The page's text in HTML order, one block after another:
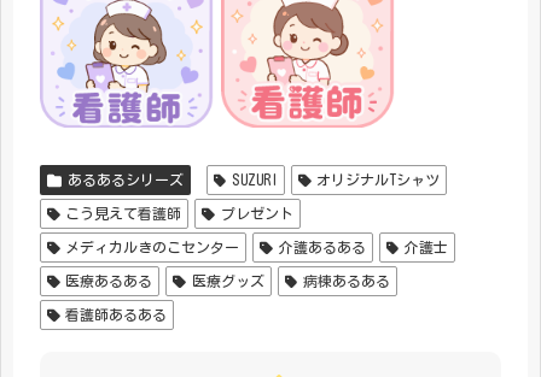
あるあるシリーズ SUZURI オリジナルTシャツ
こう見えて看護師 プレゼント
メディカルきのこセンター 介護あるある 介護士
医療あるある 医療グッズ 病棟あるある
看護師あるある